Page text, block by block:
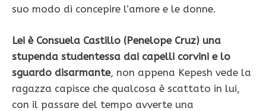
suo modo di concepire l’amore e le donne.
Lei è Consuela Castillo (Penelope Cruz) una
stupenda studentessa dai capelli corvini e lo
sguardo disarmante, non appena Kepesh vede la
ragazza capisce che qualcosa è scattato in lui,
con il passare del tempo avverte una